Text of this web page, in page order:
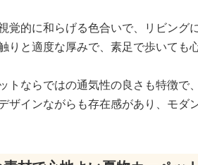
覚的に和らげる色合いで、リビン
りと適度な厚みで、素足で歩いても
トならではの通気性の良さも特徴で
ザインながらも存在感があり、モダ